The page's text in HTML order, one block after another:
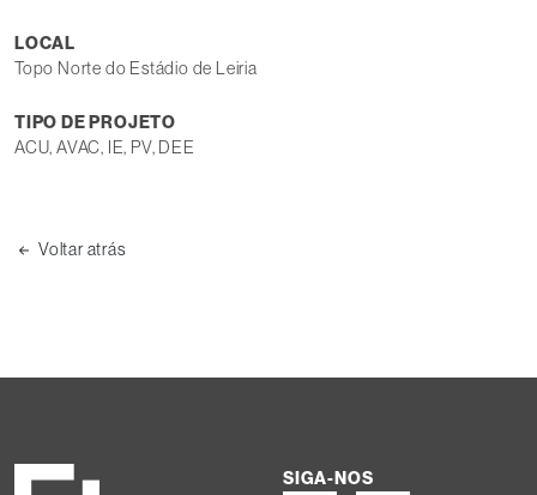
LOCAL
Topo Norte do Estádio de Leiria
TIPO DE PROJETO
ACU, AVAC, IE, PV, DEE
Voltar atrás
SIGA-NOS